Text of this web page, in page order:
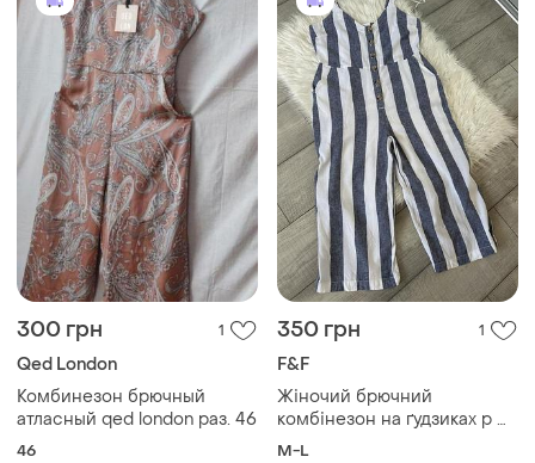
300 грн 1
Qed London
Комбинезон брючный
атласный qed london раз. 46
46
350 грн 1
F&F
Жіночий брючний
комбінезон на ґудзиках р м-
лM-L